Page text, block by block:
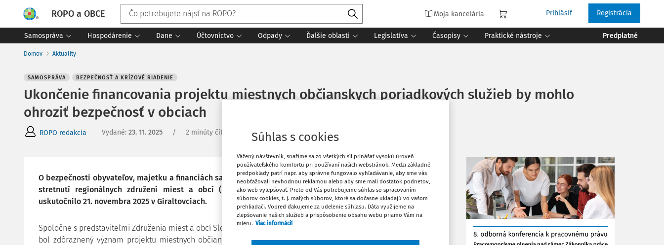
ROPO a OBCE Moja kancelária Prihlásiť Registrácia
Samospráva Hospodárenie Dane Účtovníctvo Odpady Ďalšie oblasti Legislatíva Časopisy Praktické nástroje Predplatné
Domov Aktuality
SAMOSPRÁVA BEZPEČNOSŤ A KRÍZOVÉ RIADENIE
Ukončenie financovania projektu miestnych občianskych poriadkových služieb by mohlo
ohroziť bezpečnosť v obciach
ROPO redakcia Vydané: 23. 11. 2025 / 2 minúty čítania
O bezpečnosti obyvateľov, majetku a financiách samospráv sa diskutovalo na pracovnom
stretnutí regionálnych združení miest a obcí (RZMO) v Prešovskom kraji, ktoré sa
uskutočnilo 21. novembra 2025 v Giraltovciach.
Spoločne s predstaviteľmi Združenia miest a obcí Slovenska (ZMOS) a zástupcami samospráv
bol zdôraznený význam projektu miestnych občianskych poriadkových služieb (MOPS) ako
Vytlačiť
Obľúbené
Súhlas s cookies
Vážený návštevník, snažíme sa zo všetkých síl prinášať vysokú úroveň
používateľského komfortu pri používaní našich webstránok. Medzi základné
predpoklady patrí napr. aby správne fungovalo vyhľadávanie, aby sme vás
neobťažovali nevhodnou reklamou alebo aby sme mali dostatok podnetov,
ako web vylepšovať. Preto od Vás potrebujeme súhlas so spracovaním
súborov cookies, t. j. malých súborov, ktoré sa dočasne ukladajú vo vašom
prehliadači. Vopred ďakujeme za udelenie súhlasu. Dáta využijeme na
zlepšovanie našich služieb a prispôsobenie obsahu webu priamo Vám na
mieru. Viac informácií